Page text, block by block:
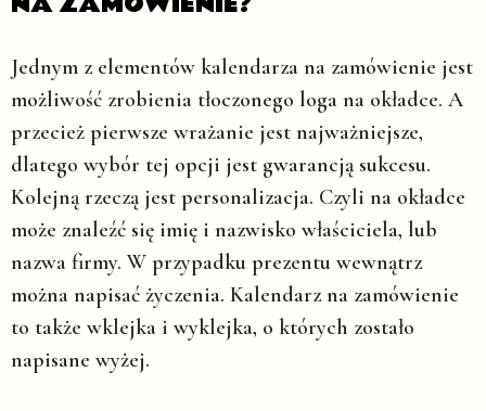
Jednym z elementów kalendarza na zamówienie jest
możliwość zrobienia tłoczonego loga na okładce. A
przecież pierwsze wrażanie jest najważniejsze,
dlatego wybór tej opcji jest gwarancją sukcesu.
Kolejną rzeczą jest personalizacja. Czyli na okładce
może znaleźć się imię i nazwisko właściciela, lub
nazwa firmy. W przypadku prezentu wewnątrz
można napisać życzenia. Kalendarz na zamówienie
to także wklejka i wyklejka, o których zostało
napisane wyżej.